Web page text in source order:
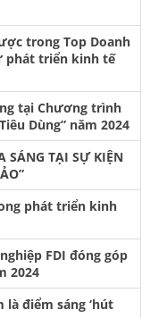
trong Top Doanh
phát triển kinh tế
tại Chương trình
Dùng” năm 2024
SÁNG TẠI SỰ KIỆN
phát triển kinh
FDI đóng góp
2024
là điểm sáng ‘hút